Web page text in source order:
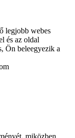
legjobb webes
és az oldal
Ön beleegyezik a
miközben